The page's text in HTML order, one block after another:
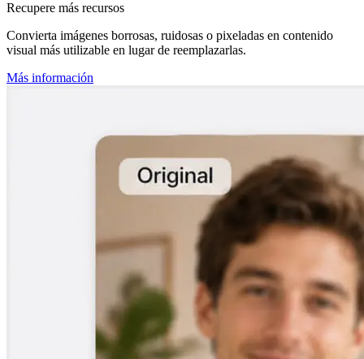
Recupere más recursos
Convierta imágenes borrosas, ruidosas o pixeladas en contenido
visual más utilizable en lugar de reemplazarlas.
Más información